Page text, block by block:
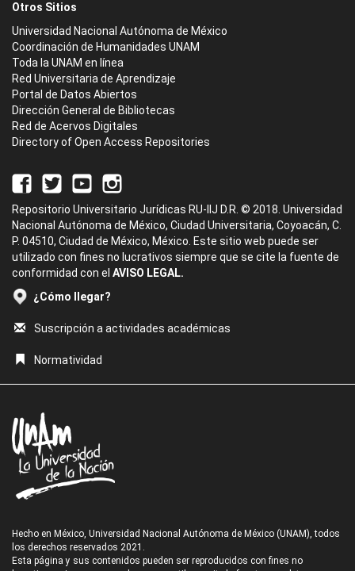
Otros Sitios
Universidad Nacional Autónoma de México
Coordinación de Humanidades UNAM
Toda la UNAM en línea
Red Universitaria de Aprendizaje
Portal de Datos Abiertos
Dirección General de Bibliotecas
Red de Acervos Digitales
Directory of Open Access Repositories
Repositorio Universitario Jurídicas RU-IIJ D.R. © 2018. Universidad
Nacional Autónoma de México, Ciudad Universitaria, Coyoacán, C.
P. 04510, Ciudad de México, México. Este sitio web puede ser
utilizado con fines no lucrativos siempre que se cite la fuente de
conformidad con el AVISO LEGAL.
¿Cómo llegar?
Suscripción a actividades académicas
Normatividad
Hecho en México, Universidad Nacional Autónoma de México (UNAM), todos
los derechos reservados 2021.
Esta página y sus contenidos pueden ser reproducidos con fines no